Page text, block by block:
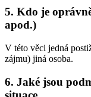
5. Kdo je
apod.)
V této věci jedná
zájmu) jiná osoba.
6. Jaké jsou